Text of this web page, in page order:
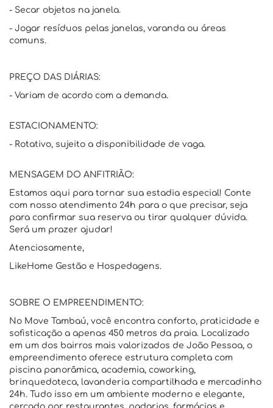
- Secar objetos na janela.
- Jogar resíduos pelas janelas, varanda ou áreas
comuns.
PREÇO DAS DIÁRIAS:
- Variam de acordo com a demanda.
ESTACIONAMENTO:
- Rotativo, sujeito a disponibilidade de vaga.
MENSAGEM DO ANFITRIÃO:
Estamos aqui para tornar sua estadia especial! Conte
com nosso atendimento 24h para o que precisar, seja
para confirmar sua reserva ou tirar qualquer dúvida.
Será um prazer ajudar!
Atenciosamente,
LikeHome Gestão e Hospedagens.
SOBRE O EMPREENDIMENTO:
No Move Tambaú, você encontra conforto, praticidade e
sofisticação a apenas 450 metros da praia. Localizado
em um dos bairros mais valorizados de João Pessoa, o
empreendimento oferece estrutura completa com
piscina panorâmica, academia, coworking,
brinquedoteca, lavanderia compartilhada e mercadinho
24h. Tudo isso em um ambiente moderno e elegante,